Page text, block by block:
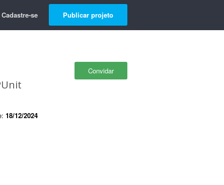
Cadastre-se Publicar projeto
Convidar
18/12/2024